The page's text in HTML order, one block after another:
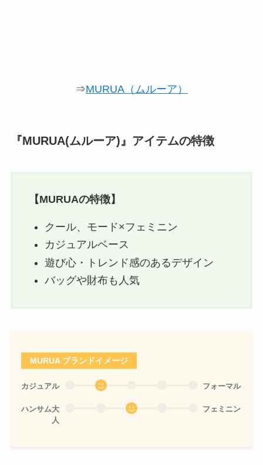
⇒MURUA（ムルーア）
『MURUA(ムルーア)』アイテムの特徴
【MURUAの特徴】
クール、モード×フェミニン
カジュアルベース
遊び心・トレンド感のあるデザイン
バッグや財布も人気
MURUA ブランドイメージ
カジュアル フォーマル
ハンサム大
人
フェミニン